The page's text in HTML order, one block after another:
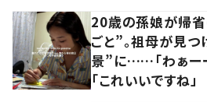
20歳の孫娘が帰
ごと”。祖母が見
景”に……「わぁーー
「これいいですね」